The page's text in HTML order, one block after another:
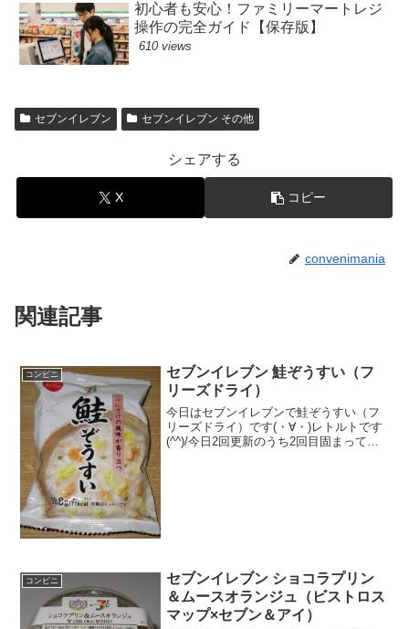
初心者も安心！ファミリーマートレジ
操作の完全ガイド【保存版】
610 views
セブンイレブン セブンイレブン その他
シェアする
X コピー
convenimania
関連記事
コンビニ
セブンイレブン 鮭ぞうすい（フ
リーズドライ）
今日はセブンイレブンで鮭ぞうすい（フ
リーズドライ）です(・∀・)レトルトです
(^^)/今日2回更新のうち2回目固まってい
コンビニ
セブンイレブン ショコラプリン
＆ムースオランジュ（ビストロス
マップ×セブン＆アイ）